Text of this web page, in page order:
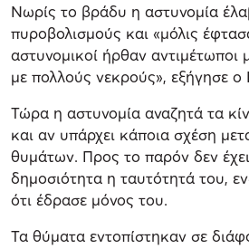
Νωρίς το βράδυ η αστυνομία
πυροβολισμούς και «μόλις
αστυνομικοί ήρθαν
με πολλούς νεκρούς», εξήγησε
Τώρα η αστυνομία αναζητά τα
και αν υπάρχει κάποια σχέση
θυμάτων. Προς το παρόν δεν
δημοσιότητα η ταυτότητά του,
ότι έδρασε μόνος του.
Τα θύματα εντοπίστηκαν σε